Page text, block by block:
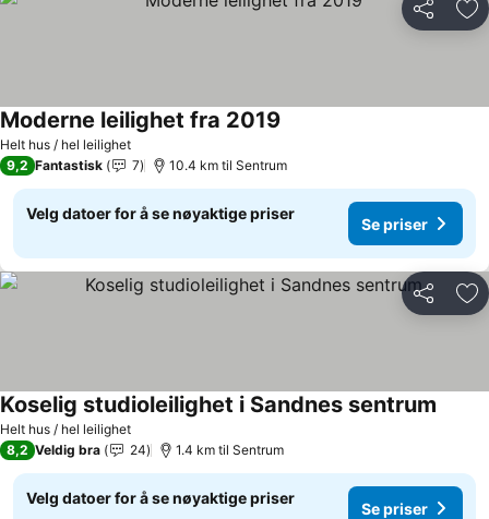
Del
Helt hus / hel leilighet
Moderne leilighet fra 2019
9,2 Fantastisk 7 10.4 km til Sentrum
Velg datoer for å se nøyaktige priser
Se priser
Del
Helt hus / hel leilighet
Koselig studioleilighet i Sandnes sentrum
8,2 Veldig bra 24 1.4 km til Sentrum
Velg datoer for å se nøyaktige priser
Se priser